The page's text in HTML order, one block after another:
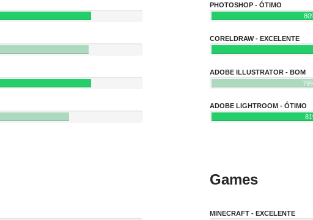
PHOTOSHOP - ÓTIMO
CORELDRAW - EXCELENTE
ADOBE ILLUSTRATOR - BOM
ADOBE LIGHTROOM - ÓTIMO
Games
MINECRAFT - EXCELENTE